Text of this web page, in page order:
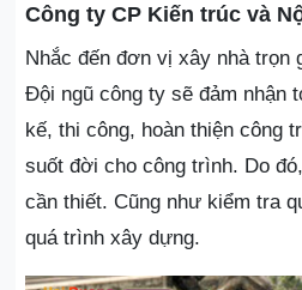
Công ty CP Kiến trúc và
Nhắc đến đơn vị xây nhà trọn
Đội ngũ công ty sẽ đảm nhận
kế, thi công, hoàn thiện công
suốt đời cho công trình. Do
cần thiết. Cũng như kiểm tra
quá trình xây dựng.